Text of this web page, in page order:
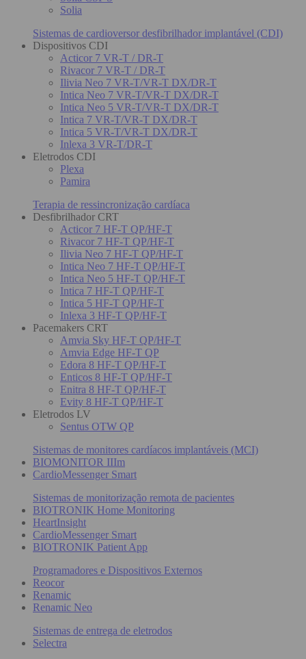
Solia
Sistemas de cardioversor desfibrilhador implantável (CDI)
Dispositivos CDI
Acticor 7 VR-T / DR-T
Rivacor 7 VR-T / DR-T
Ilivia Neo 7 VR-T/VR-T DX/DR-T
Intica Neo 7 VR-T/VR-T DX/DR-T
Intica Neo 5 VR-T/VR-T DX/DR-T
Intica 7 VR-T/VR-T DX/DR-T
Intica 5 VR-T/VR-T DX/DR-T
Inlexa 3 VR-T/DR-T
Eletrodos CDI
Plexa
Pamira
Terapia de ressincronização cardíaca
Desfibrilhador CRT
Acticor 7 HF-T QP/HF-T
Rivacor 7 HF-T QP/HF-T
Ilivia Neo 7 HF-T QP/HF-T
Intica Neo 7 HF-T QP/HF-T
Intica Neo 5 HF-T QP/HF-T
Intica 7 HF-T QP/HF-T
Intica 5 HF-T QP/HF-T
Inlexa 3 HF-T QP/HF-T
Pacemakers CRT
Amvia Sky HF-T QP/HF-T
Amvia Edge HF-T QP
Edora 8 HF-T QP/HF-T
Enticos 8 HF-T QP/HF-T
Enitra 8 HF-T QP/HF-T
Evity 8 HF-T QP/HF-T
Eletrodos LV
Sentus OTW QP
Sistemas de monitores cardíacos implantáveis (MCI)
BIOMONITOR IIIm
CardioMessenger Smart
Sistemas de monitorização remota de pacientes
BIOTRONIK Home Monitoring
HeartInsight
CardioMessenger Smart
BIOTRONIK Patient App
Programadores e Dispositivos Externos
Reocor
Renamic
Renamic Neo
Sistemas de entrega de eletrodos
Selectra